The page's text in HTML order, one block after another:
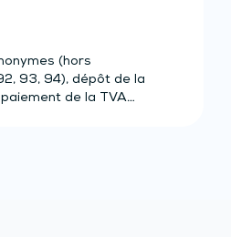
(hors
93, 94), dépôt de la
de la TVA…